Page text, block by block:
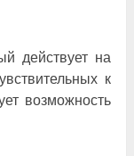
действует на
к
возможность